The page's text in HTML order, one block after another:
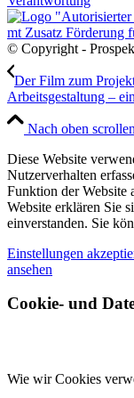
© Copyright -
Der Film zum
Arbeitsgestaltung –
Nach oben scrollen
Diese Website
Nutzerverhalten
Funktion der Website
Website erklären Sie
einverstanden. Sie
Einstellungen
ansehen
Cookie- und
Wie wir Cookies